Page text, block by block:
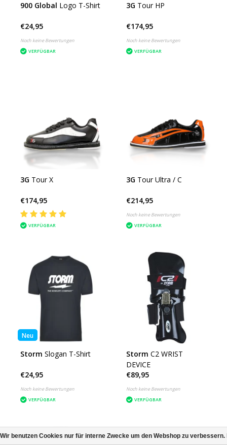
900 Global Logo T-Shirt
€24,95
Noch keine Bewertungen
VERFÜGBAR
3G Tour HP
€174,95
Noch keine Bewertungen
VERFÜGBAR
3G Tour X
€174,95
VERFÜGBAR
3G Tour Ultra / C
€214,95
Noch keine Bewertungen
VERFÜGBAR
Neu
Storm Slogan T-Shirt
€24,95
Noch keine Bewertungen
VERFÜGBAR
Storm C2 WRIST
DEVICE
€89,95
Noch keine Bewertungen
VERFÜGBAR
Wir benutzen Cookies nur für interne Zwecke um den Webshop zu